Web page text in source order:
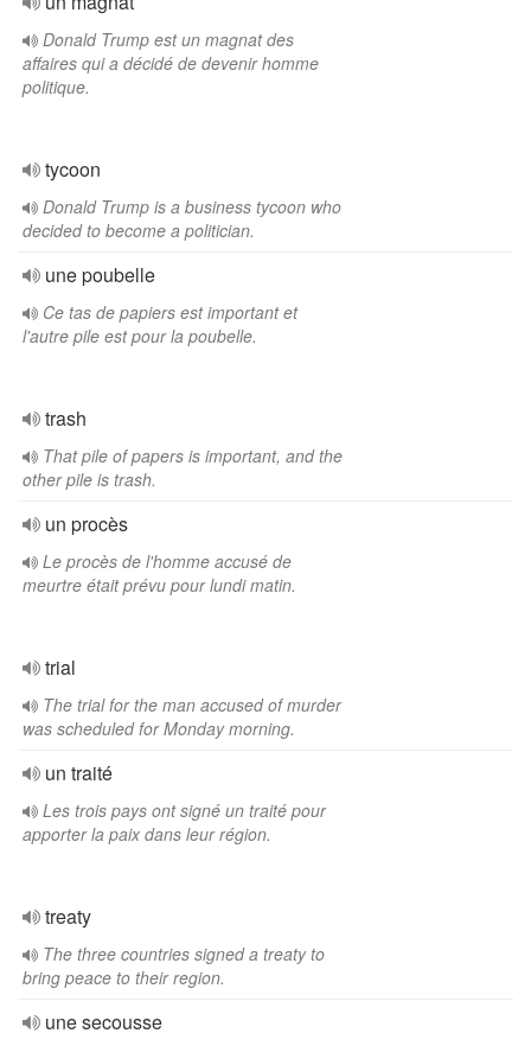
Donald Trump est un magnat des
affaires qui a décidé de devenir homme
politique.
tycoon
Donald Trump is a business tycoon who
decided to become a politician.
une poubelle
Ce tas de papiers est important et
l'autre pile est pour la poubelle.
trash
That pile of papers is important, and the
other pile is trash.
un procès
Le procès de l'homme accusé de
meurtre était prévu pour lundi matin.
trial
The trial for the man accused of murder
was scheduled for Monday morning.
un traité
Les trois pays ont signé un traité pour
apporter la paix dans leur région.
treaty
The three countries signed a treaty to
bring peace to their region.
une secousse